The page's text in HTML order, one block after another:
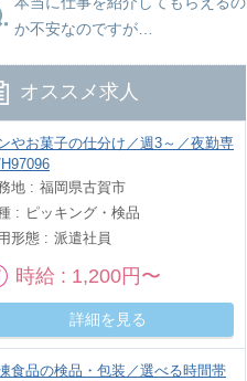
か不安なのですが…
オススメ求人
やお菓子の仕分け／週3～／夜勤専
地
福岡県古賀市
ピッキング・検品
形態
派遣社員
時給 1,200円〜
詳細を見る
食品の検品・包装／選べる時間帯